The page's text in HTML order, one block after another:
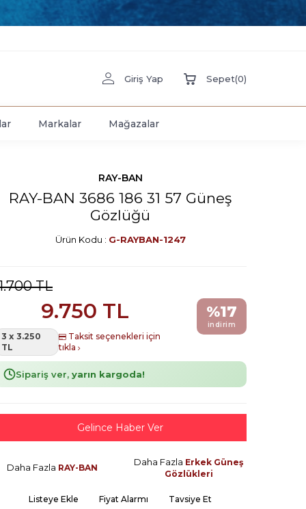
Giriş Yap Sepet(0)
Markalar Mağazalar
RAY-BAN
RAY-BAN 3686 186 31 57 Güneş
Gözlüğü
Ürün Kodu : G-RAYBAN-1247
TL
9.750 TL
3 x 3.250
TL
Taksit seçenekleri için
tıkla
%17
indirim
Sipariş ver, yarın kargoda!
Gelince Haber Ver
Daha Fazla RAY-BAN
Daha Fazla Erkek Güneş
Gözlükleri
Listeye Ekle Fiyat Alarmı Tavsiye Et